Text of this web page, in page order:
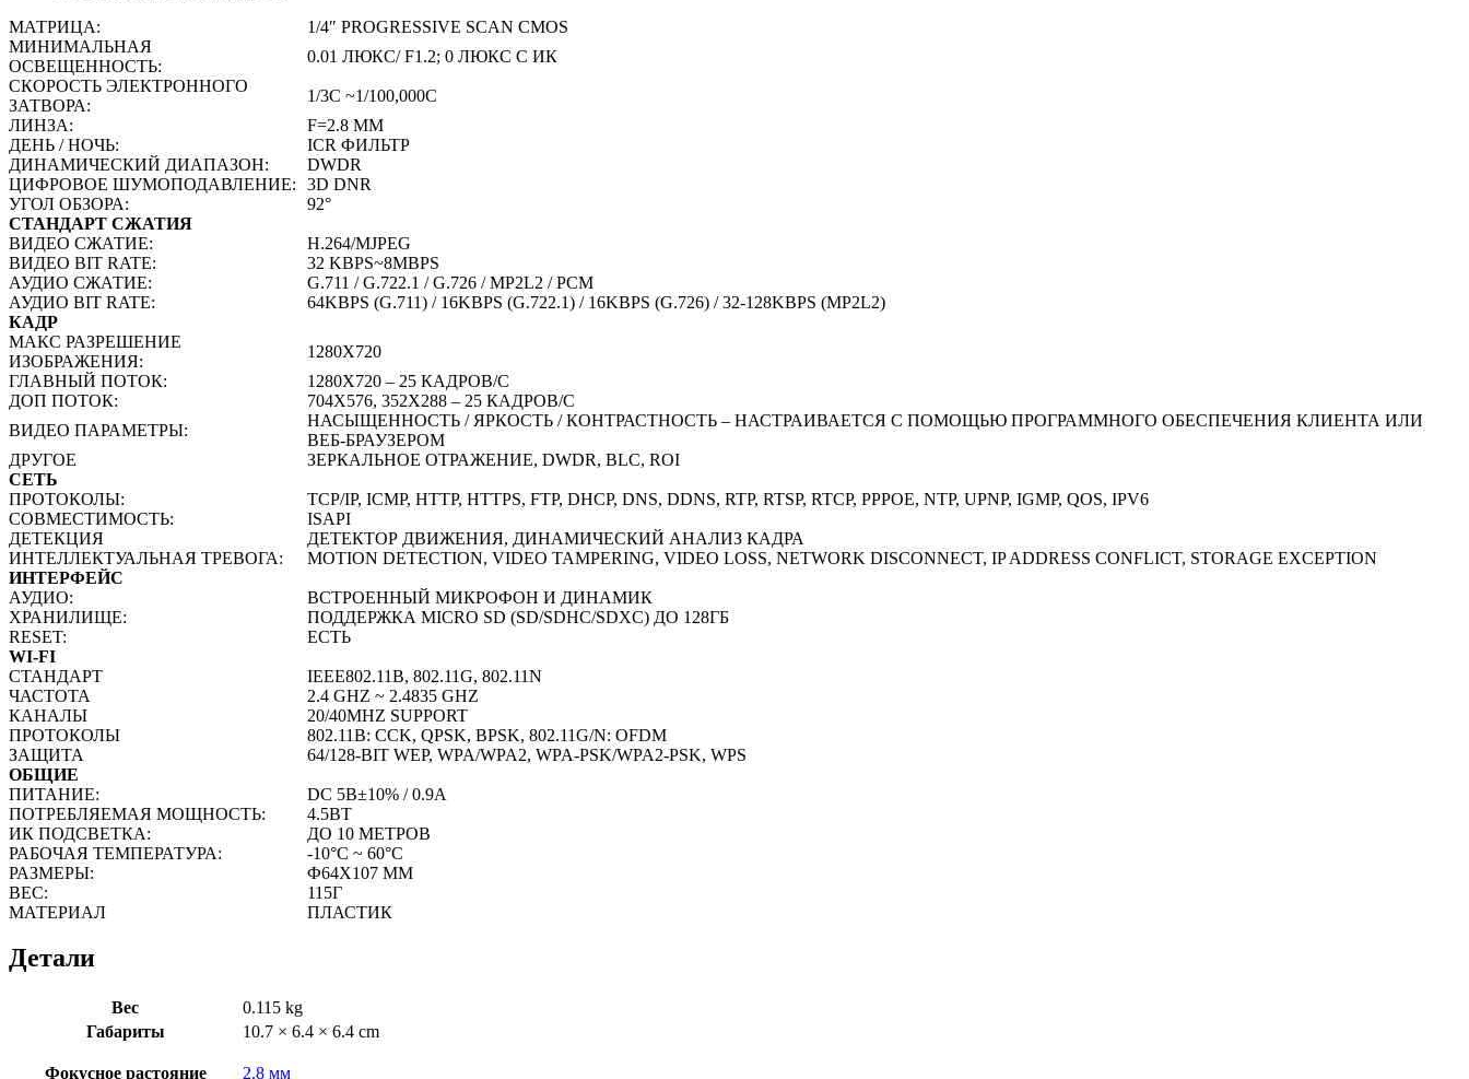
МАТРИЦА:
1/4″ PROGRESSIVE SCAN CMOS
МИНИМАЛЬНАЯ
ОСВЕЩЕННОСТЬ:
0.01 ЛЮКС/ F1.2; 0 ЛЮКС С ИК
СКОРОСТЬ ЭЛЕКТРОННОГО
ЗАТВОРА:
1/3С ~1/100,000С
ЛИНЗА:
F=2.8 ММ
ДЕНЬ / НОЧЬ:
ICR ФИЛЬТР
ДИНАМИЧЕСКИЙ ДИАПАЗОН:
DWDR
ЦИФРОВОЕ ШУМОПОДАВЛЕНИЕ:
3D DNR
УГОЛ ОБЗОРА:
92°
СТАНДАРТ СЖАТИЯ
ВИДЕО СЖАТИЕ:
H.264/MJPEG
ВИДЕО BIT RATE:
32 KBPS~8MBPS
АУДИО СЖАТИЕ:
G.711 / G.722.1 / G.726 / MP2L2 / PCM
АУДИО BIT RATE:
64KBPS (G.711) / 16KBPS (G.722.1) / 16KBPS (G.726) / 32-128KBPS (MP2L2)
КАДР
МАКС РАЗРЕШЕНИЕ
ИЗОБРАЖЕНИЯ:
1280X720
ГЛАВНЫЙ ПОТОК:
1280Х720 – 25 КАДРОВ/С
ДОП ПОТОК:
704Х576, 352Х288 – 25 КАДРОВ/С
ВИДЕО ПАРАМЕТРЫ:
НАСЫЩЕННОСТЬ / ЯРКОСТЬ / КОНТРАСТНОСТЬ – НАСТРАИВАЕТСЯ С ПОМОЩЬЮ ПРОГРАММНОГО ОБЕСПЕЧЕНИЯ КЛИЕНТА ИЛИ
ВЕБ-БРАУЗЕРОМ
ДРУГОЕ
ЗЕРКАЛЬНОЕ ОТРАЖЕНИЕ, DWDR, BLC, ROI
СЕТЬ
ПРОТОКОЛЫ:
TCP/IP, ICMP, HTTP, HTTPS, FTP, DHCP, DNS, DDNS, RTP, RTSP, RTCP, PPPOE, NTP, UPNP, IGMP, QOS, IPV6
СОВМЕСТИМОСТЬ:
ISAPI
ДЕТЕКЦИЯ
ДЕТЕКТОР ДВИЖЕНИЯ, ДИНАМИЧЕСКИЙ АНАЛИЗ КАДРА
ИНТЕЛЛЕКТУАЛЬНАЯ ТРЕВОГА:
MOTION DETECTION, VIDEO TAMPERING, VIDEO LOSS, NETWORK DISCONNECT, IP ADDRESS CONFLICT, STORAGE EXCEPTION
ИНТЕРФЕЙС
АУДИО:
ВСТРОЕННЫЙ МИКРОФОН И ДИНАМИК
ХРАНИЛИЩЕ:
ПОДДЕРЖКА MICRO SD (SD/SDHC/SDXC) ДО 128ГБ
RESET:
ЕСТЬ
WI-FI
СТАНДАРТ
IEEE802.11B, 802.11G, 802.11N
ЧАСТОТА
2.4 GHZ ~ 2.4835 GHZ
КАНАЛЫ
20/40MHZ SUPPORT
ПРОТОКОЛЫ
802.11B: CCK, QPSK, BPSK, 802.11G/N: OFDM
ЗАЩИТА
64/128-BIT WEP, WPA/WPA2, WPA-PSK/WPA2-PSK, WPS
ОБЩИЕ
ПИТАНИЕ:
DC 5В±10% / 0.9А
ПОТРЕБЛЯЕМАЯ МОЩНОСТЬ:
4.5ВТ
ИК ПОДСВЕТКА:
ДО 10 МЕТРОВ
РАБОЧАЯ ТЕМПЕРАТУРА:
-10°C ~ 60°C
РАЗМЕРЫ:
Ф64Х107 ММ
ВЕС:
115Г
МАТЕРИАЛ
ПЛАСТИК
Детали
Вес
0.115 kg
Габариты
10.7 × 6.4 × 6.4 cm
Фокусное растояние 2.8 мм